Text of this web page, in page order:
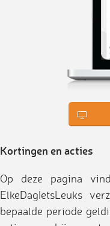
Kortingen en acties
Op deze pagina
ElkeDagIetsLeuks
bepaalde periode